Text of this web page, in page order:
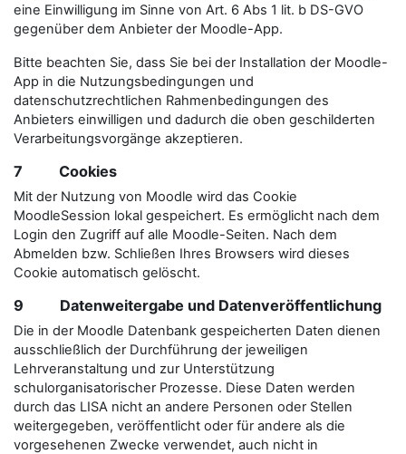
eine Einwilligung im Sinne von Art. 6 Abs 1 lit. b DS-GVO
gegenüber dem Anbieter der Moodle-App.
Bitte beachten Sie, dass Sie bei der Installation der Moodle-
App in die Nutzungsbedingungen und
datenschutzrechtlichen Rahmenbedingungen des
Anbieters einwilligen und dadurch die oben geschilderten
Verarbeitungsvorgänge akzeptieren.
7 Cookies
Mit der Nutzung von Moodle wird das Cookie
MoodleSession lokal gespeichert. Es ermöglicht nach dem
Login den Zugriff auf alle Moodle-Seiten. Nach dem
Abmelden bzw. Schließen Ihres Browsers wird dieses
Cookie automatisch gelöscht.
9 Datenweitergabe und Datenveröffentlichung
Die in der Moodle Datenbank gespeicherten Daten dienen
ausschließlich der Durchführung der jeweiligen
Lehrveranstaltung und zur Unterstützung
schulorganisatorischer Prozesse. Diese Daten werden
durch das LISA nicht an andere Personen oder Stellen
weitergegeben, veröffentlicht oder für andere als die
vorgesehenen Zwecke verwendet, auch nicht in